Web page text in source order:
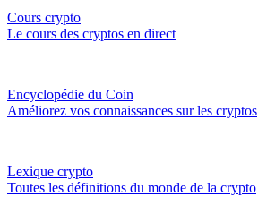
Cours crypto
Le cours des cryptos en direct
Encyclopédie du Coin
Améliorez vos connaissances sur les cryptos
Lexique crypto
Toutes les définitions du monde de la crypto